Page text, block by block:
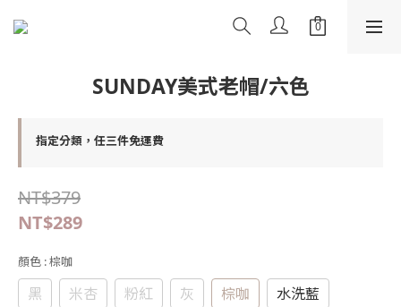
SUNDAY美式老帽/六色
指定分類，任三件免運費
NT$379
NT$289
顏色 : 棕咖
黑 米杏 粉紅 灰 棕咖 水洗藍